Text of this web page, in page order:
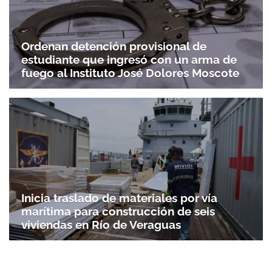
Gracias por suscribirte a nuestro boletín.
Ordenan detención provisional de
estudiante que ingresó con un arma de
fuego al Instituto José Dolores Moscote
Inicia traslado de materiales por vía
marítima para construcción de seis
viviendas en Río de Veraguas